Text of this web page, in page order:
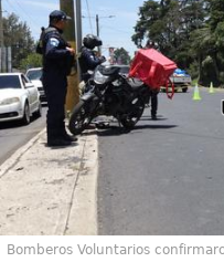
Bomberos Voluntarios